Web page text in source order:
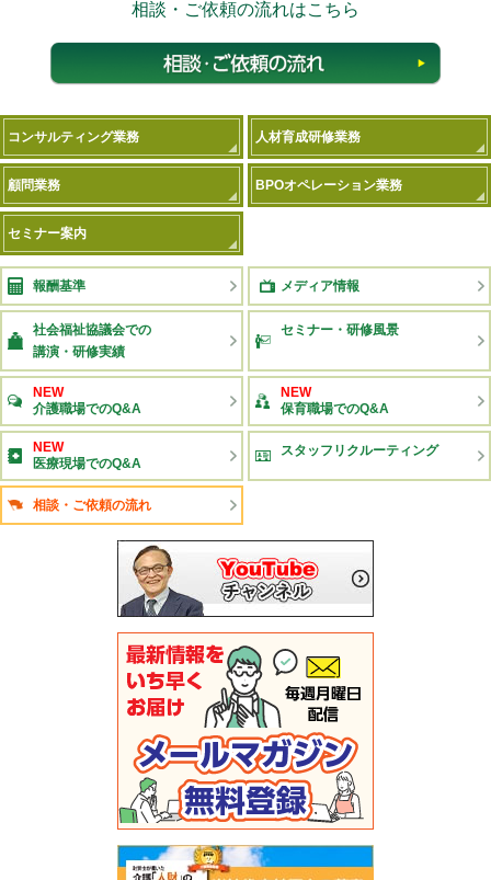
相談・ご依頼の流れはこちら
コンサルティング業務 人材育成研修業務
顧問業務 BPOオペレーション業務
セミナー案内
報酬基準 メディア情報
社会福祉協議会での
講演・研修実績
セミナー・研修風景
NEW
介護職場でのQ&A
NEW
保育職場でのQ&A
NEW
医療現場でのQ&A
スタッフリクルーティング
相談・ご依頼の流れ